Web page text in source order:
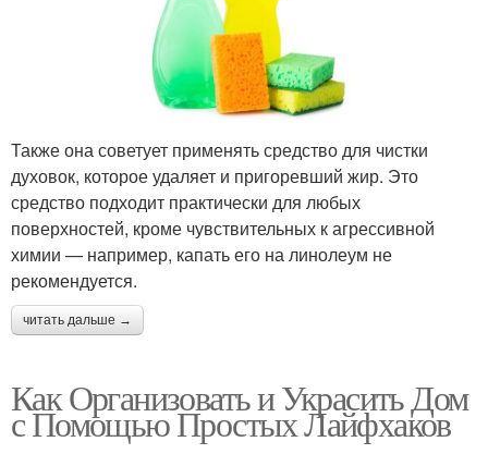
Также она советует применять средство для чистки
духовок, которое удаляет и пригоревший жир. Это
средство подходит практически для любых
поверхностей, кроме чувствительных к агрессивной
химии — например, капать его на линолеум не
рекомендуется.
читать дальше →
Как Организовать и Украсить Дом
с Помощью Простых Лайфхаков